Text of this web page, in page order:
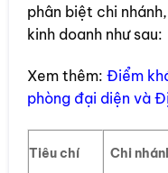
phân biệt chi
kinh doanh như sau:
Xem thêm: Điểm
phòng đại diện và
Tiêu chí Chi